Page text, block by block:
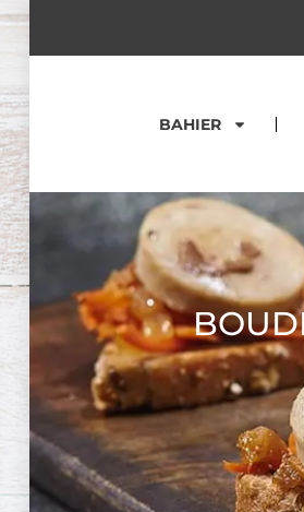
BAHIER